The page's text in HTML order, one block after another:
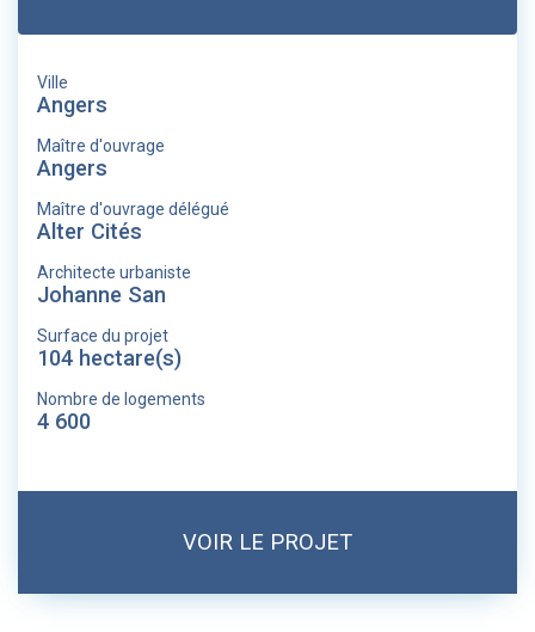
Ville
Angers
Maître d'ouvrage
Angers
Maître d'ouvrage délégué
Alter Cités
Architecte urbaniste
Johanne San
Surface du projet
104 hectare(s)
Nombre de logements
4 600
VOIR LE PROJET